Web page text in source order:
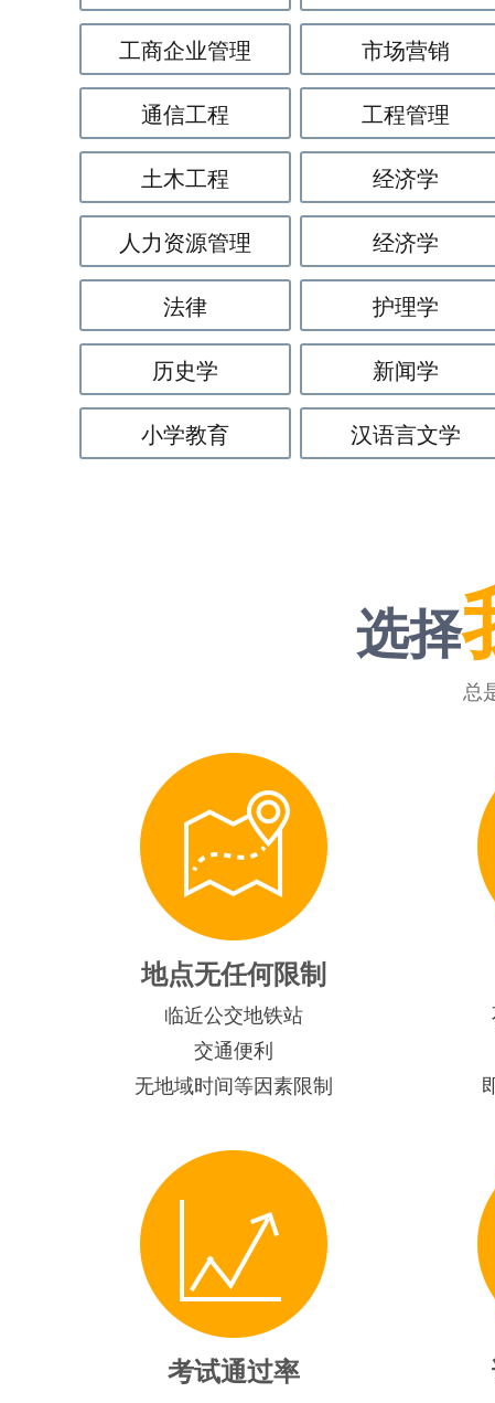
工商企业管理 市场营销
通信工程 工程管理
土木工程 经济学
人力资源管理 经济学
法律 护理学
历史学 新闻学
小学教育 汉语言文学
选择
总
地点无任何限制
临近公交地铁站
交通便利
无地域时间等因素限制
考试通过率